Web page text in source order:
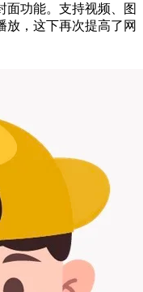
面功能。支持视频、图
放，这下再次提高了网